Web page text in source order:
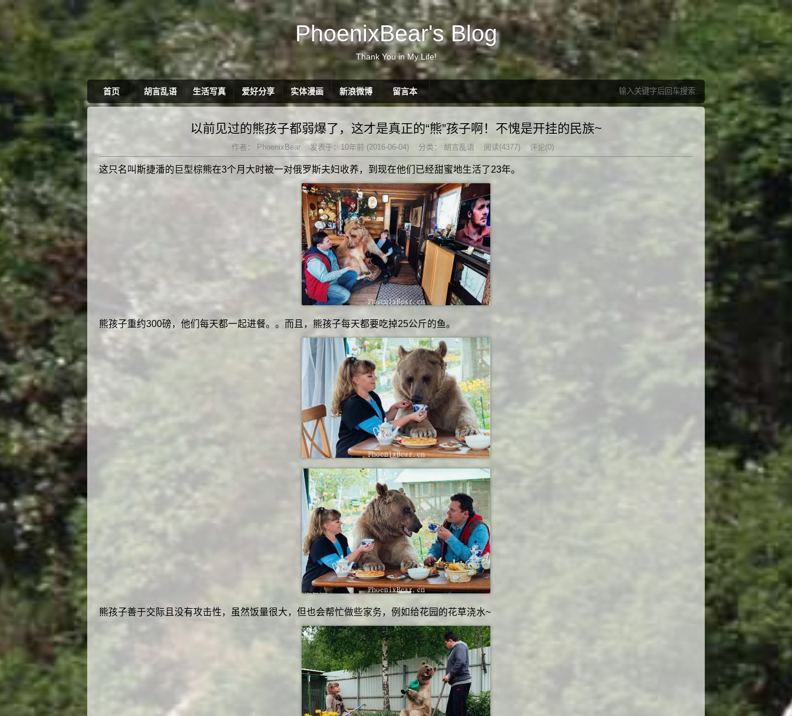
PhoenixBear's Blog
Thank You in My Life!
首页 胡言乱语 生活写真 爱好分享 实体漫画 新浪微博 留言本
以前见过的熊孩子都弱爆了，这才是真正的“熊”孩子啊！不愧是开挂的民族~
作者： PhoenixBear 发表于：10年前 (2016-06-04) 分类： 胡言乱语 阅读(4377) 评论(0)
这只名叫斯捷潘的巨型棕熊在3个月大时被一对俄罗斯夫妇收养，到现在他们已经甜蜜地生活了23年。
熊孩子重约300磅，他们每天都一起进餐。。而且，熊孩子每天都要吃掉25公斤的鱼。
熊孩子善于交际且没有攻击性，虽然饭量很大，但也会帮忙做些家务，例如给花园的花草浇水~